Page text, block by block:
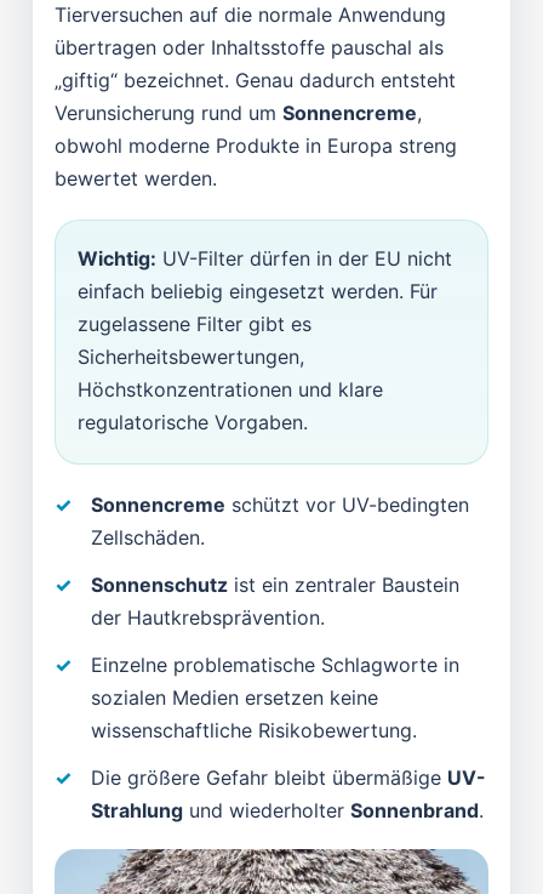
Tierversuchen auf die normale Anwendung
übertragen oder Inhaltsstoffe pauschal als
„giftig“ bezeichnet. Genau dadurch entsteht
Verunsicherung rund um Sonnencreme,
obwohl moderne Produkte in Europa streng
bewertet werden.
Wichtig: UV-Filter dürfen in der EU nicht
einfach beliebig eingesetzt werden. Für
zugelassene Filter gibt es
Sicherheitsbewertungen,
Höchstkonzentrationen und klare
regulatorische Vorgaben.
Sonnencreme schützt vor UV-bedingten
Zellschäden.
Sonnenschutz ist ein zentraler Baustein
der Hautkrebsprävention.
Einzelne problematische Schlagworte in
sozialen Medien ersetzen keine
wissenschaftliche Risikobewertung.
Die größere Gefahr bleibt übermäßige UV-
Strahlung und wiederholter Sonnenbrand.